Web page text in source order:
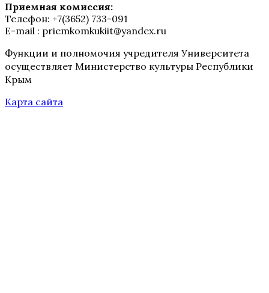
Приемная комиссия:
Телефон: +7(3652) 733-091
E-mail : priemkomkukiit@yandex.ru
Функции и полномочия учредителя Университета
осуществляет Министерство культуры Республики
Крым
Карта сайта